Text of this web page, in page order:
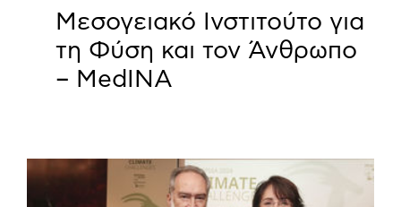
Μεσογειακό Ινστιτούτο για
τη Φύση και τον Άνθρωπο
– MedINA